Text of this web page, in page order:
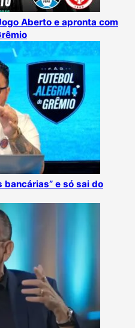
Aberto e apronta com
bancárias” e só sai do